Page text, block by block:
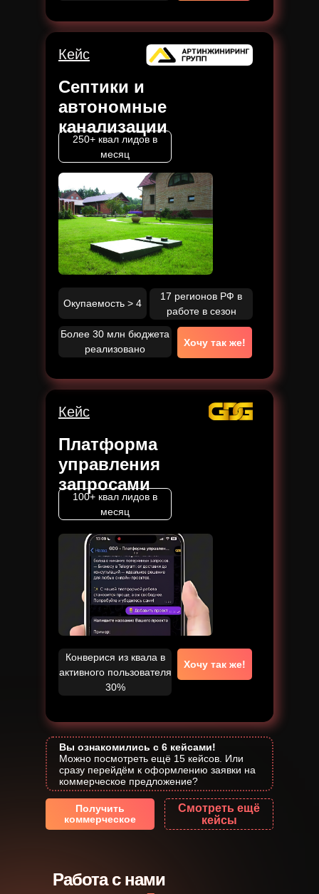
100+ квал лидов в
месяц
Конверися из квала в
активного пользователя
30%
Платформа
управления
запросами
17 регионов РФ в
работе в сезон
Более 30 млн бюджета
реализовано
Окупаемость > 4
250+ квал лидов в
месяц
Септики и
автономные
канализации
Хочу так же!
Хочу так же!
Кейс
Кейс
Вы ознакомились с 6 кейсами!
Можно посмотреть ещё 15 кейсов. Или
сразу перейдём к оформлению заявки на
коммерческое предложение?
Смотреть ещё
кейсы
Получить
коммерческое
Кейс
Кейс
Кейс
Работа с нами